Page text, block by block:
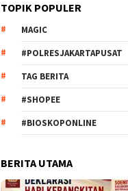
TOPIK POPULER
MAGIC
#POLRESJAKARTAPUSAT
TAG BERITA
#SHOPEE
#BIOSKOPONLINE
BERITA UTAMA